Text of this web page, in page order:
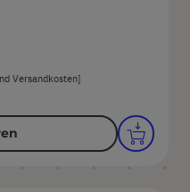
Versandkosten]